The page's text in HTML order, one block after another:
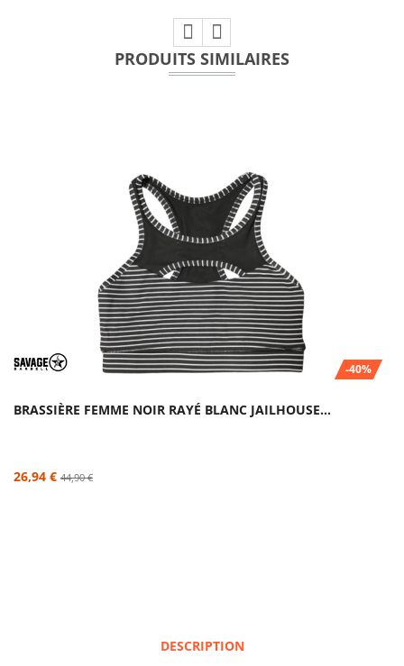
PRODUITS SIMILAIRES
-40%
BRASSIÈRE FEMME NOIR RAYÉ BLANC JAILHOUSE...
26,94 € 44,90 €
DESCRIPTION